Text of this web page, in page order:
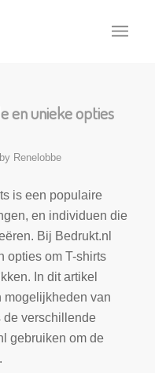
en unieke opties
by Renelobbe
is een populaire
en individuen die
Bij Bedrukt.nl
opties om T-shirts
In dit artikel
mogelijkheden van
de verschillende
gebruiken om de